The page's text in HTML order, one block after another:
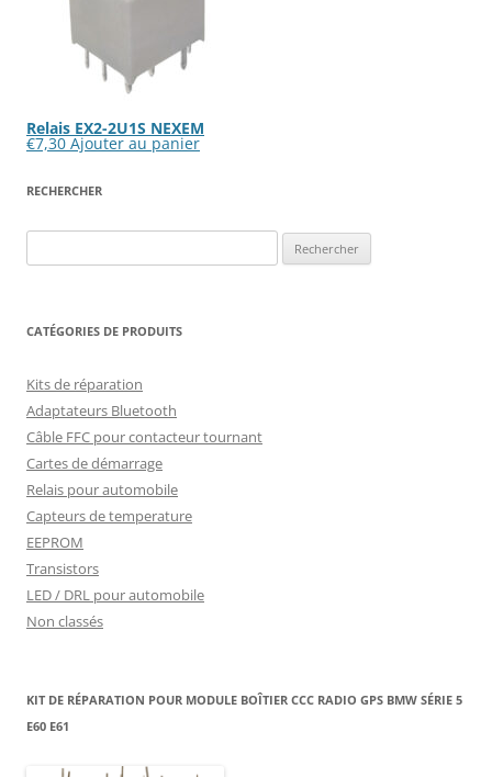
Relais EX2-2U1S NEXEM
€7,30 Ajouter au panier
RECHERCHER
CATÉGORIES DE PRODUITS
Kits de réparation
Adaptateurs Bluetooth
Câble FFC pour contacteur tournant
Cartes de démarrage
Relais pour automobile
Capteurs de temperature
EEPROM
Transistors
LED / DRL pour automobile
Non classés
KIT DE RÉPARATION POUR MODULE BOÎTIER CCC RADIO GPS BMW SÉRIE 5
E60 E61